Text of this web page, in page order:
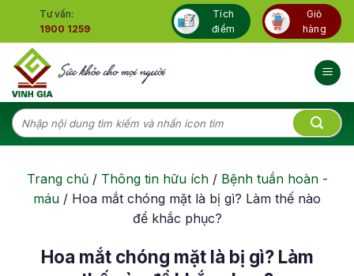
content
Tư vấn:
1900 1259
Tích
điểm
Giỏ
hàng
Tìm
kiếm:
Trang chủ/ Thông tin hữu ích/ Bệnh tuần hoàn -
máu / Hoa mắt chóng mặt là bị gì? Làm thế nào
để khắc phục?
Hoa mắt chóng mặt là bị gì? Làm